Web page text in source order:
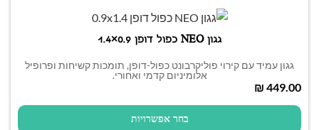
גגון NEO כפול דופן 0.9×1.4
גגון עמיד עם קירוי פוליקרבונט כפול-דופן, תומכות קשיחות ופרופיל
אלומיניום קדמי ואחורי.
₪
בחר אפשרויות